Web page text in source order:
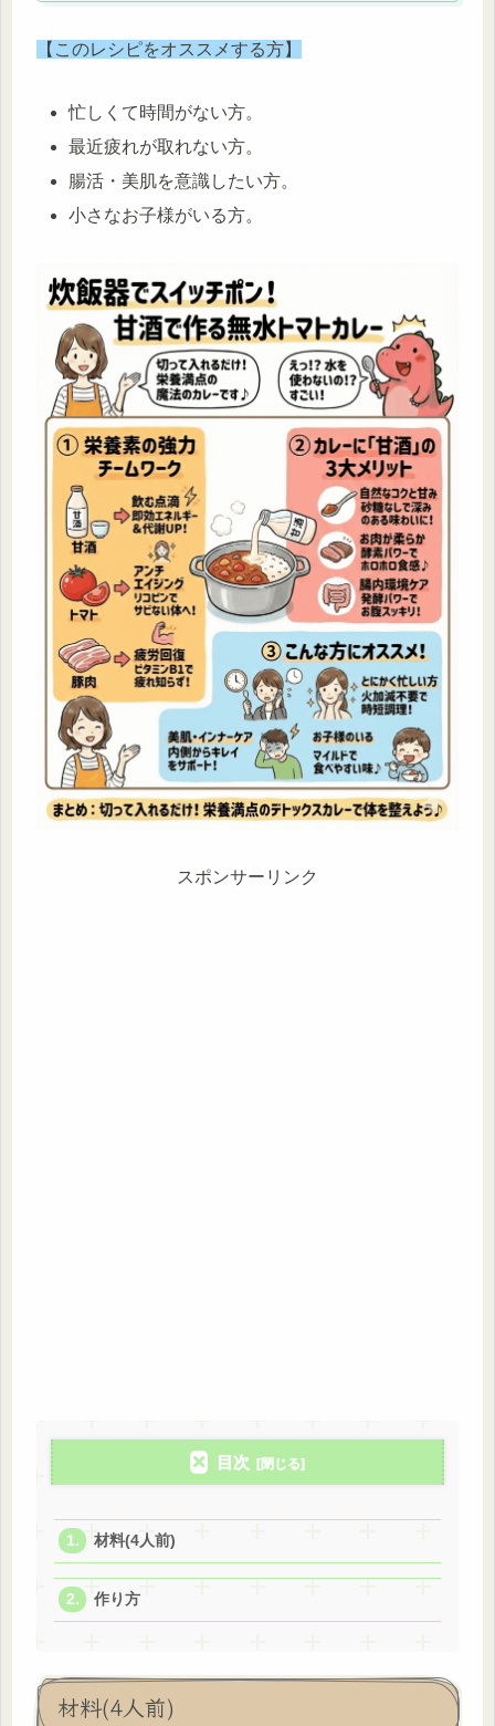
【このレシピをオススメする方】
忙しくて時間がない方。
最近疲れが取れない方。
腸活・美肌を意識したい方。
小さなお子様がいる方。
スポンサーリンク
目次
材料(4人前)
作り方
材料(4人前)